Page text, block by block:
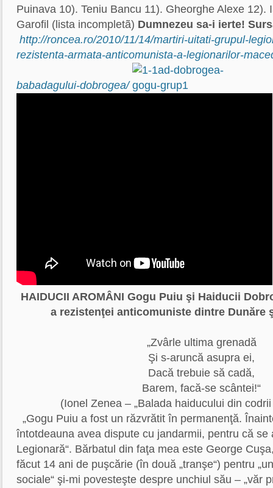
Puinava 10). Teniu Bancu 11). Gheorghe Alexe 12).
Garofil (lista incompletã) Dumnezeu sa-i ierte!
http://roncea.ro/2010/11/14/martiri-uitati-grupul-
rezistenta-armata-anticomunista-a-legionarilor-
babadagului-dobrogea/
HAIDUCII AROMÂNI Gogu Puiu şi Haiducii
a rezistenţei anticomuniste dintre Dunăre
„Zvârle ultima grenadă
Şi s-aruncă asupra ei,
Dacă trebuie să cadă,
Barem, facă-se scântei!“
(Ionel Zenea – „Balada haiducului din
„Gogu Puiu a fost un răzvrătit în permanenţă.
întotdeauna avea dispute cu jandarmii, pentru că se
Legionară“. Bărbatul din faţa mea este George
făcut 14 ani de puşcărie (în două „tranşe“) pentru
sociale“ şi-mi povesteşte despre unchiul său – „văr